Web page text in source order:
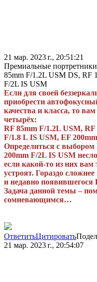
21 мар. 2023 г., 20:51:21
Премиальные
85mm F/1.2L USM DS, RF
F/2L IS USM
Если для своей
приобрести
качества и класса, то
четырёх:
RF 85mm F/1.2L USM,
F/1.8 L IS USM, EF
Определиться с
200mm F/2L IS USM
если какой-то из них вам
устроят. Гораздо
и недавно появившегося
Задача данной темы –
сомневающимся…
ОтветитьЦитировать
21 мар. 2023 г., 20:54:07